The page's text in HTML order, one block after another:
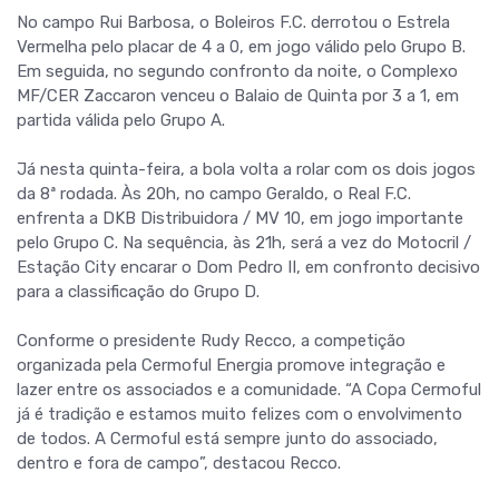
No campo Rui Barbosa, o Boleiros F.C. derrotou o Estrela
Vermelha pelo placar de 4 a 0, em jogo válido pelo Grupo B.
Em seguida, no segundo confronto da noite, o Complexo
MF/CER Zaccaron venceu o Balaio de Quinta por 3 a 1, em
partida válida pelo Grupo A.
Já nesta quinta-feira, a bola volta a rolar com os dois jogos
da 8ª rodada. Às 20h, no campo Geraldo, o Real F.C.
enfrenta a DKB Distribuidora / MV 10, em jogo importante
pelo Grupo C. Na sequência, às 21h, será a vez do Motocril /
Estação City encarar o Dom Pedro II, em confronto decisivo
para a classificação do Grupo D.
Conforme o presidente Rudy Recco, a competição
organizada pela Cermoful Energia promove integração e
lazer entre os associados e a comunidade. “A Copa Cermoful
já é tradição e estamos muito felizes com o envolvimento
de todos. A Cermoful está sempre junto do associado,
dentro e fora de campo”, destacou Recco.